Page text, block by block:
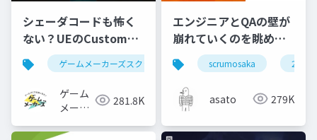
シェーダコードも怖く
ない？UEのCustomノ
ードで学ぶHLSL入門
ゲームメーカーズスクランブル ゲーム制作 ue5
ゲーム
メーカ
281.8K
エンジニアとQAの壁が
崩れていくのを眺めて
いた #scrumosaka
scrumosaka 2024
asato 279K